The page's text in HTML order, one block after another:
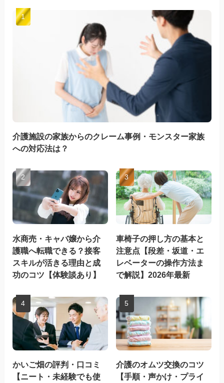
介護施設の家族からのクレーム事例・モンスター家族
への対応法は？
水商売・キャバ嬢から介
護職へ転職できる？接客
スキルが活きる理由と成
功のコツ【体験談あり】
車椅子の押し方の基本と
注意点【段差・坂道・エ
レベーターの操作方法ま
で解説】2026年最新
かいご畑の評判・口コミ
【ニート・未経験でも使
介護のオムツ交換のコツ
【手順・声かけ・プライ